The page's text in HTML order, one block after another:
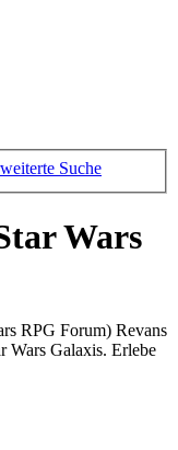
Suche
Wars
RPG Forum) Revans
Wars Galaxis. Erlebe